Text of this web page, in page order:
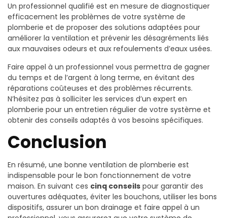
Un professionnel qualifié est en mesure de diagnostiquer
efficacement les problèmes de votre système de
plomberie et de proposer des solutions adaptées pour
améliorer la ventilation et prévenir les désagréments liés
aux mauvaises odeurs et aux refoulements d’eaux usées.
Faire appel à un professionnel vous permettra de gagner
du temps et de l’argent à long terme, en évitant des
réparations coûteuses et des problèmes récurrents.
N’hésitez pas à solliciter les services d’un expert en
plomberie pour un entretien régulier de votre système et
obtenir des conseils adaptés à vos besoins spécifiques.
Conclusion
En résumé, une bonne ventilation de plomberie est
indispensable pour le bon fonctionnement de votre
maison. En suivant ces cinq conseils pour garantir des
ouvertures adéquates, éviter les bouchons, utiliser les bons
dispositifs, assurer un bon drainage et faire appel à un